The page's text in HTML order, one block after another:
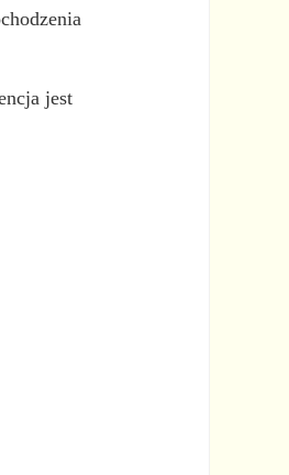
jest